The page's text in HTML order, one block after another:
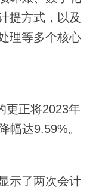
提方式，以及
理等多个核心
更正将2023年
幅达9.59%。
示了两次会计